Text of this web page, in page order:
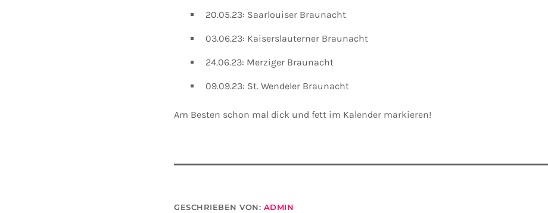
20.05.23: Saarlouiser Braunacht
03.06.23: Kaiserslauterner Braunacht
24.06.23: Merziger Braunacht
09.09.23: St. Wendeler Braunacht
Am Besten schon mal dick und fett im Kalender markieren!
GESCHRIEBEN VON: ADMIN